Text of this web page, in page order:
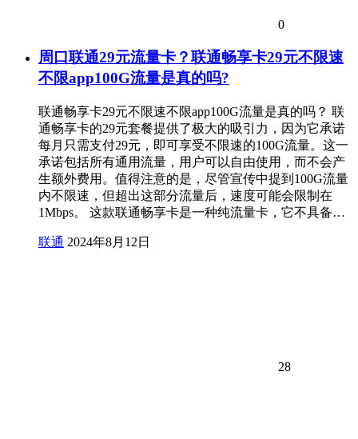
0
周口联通29元流量卡？联通畅享卡29元不限速
不限app100G流量是真的吗?
联通畅享卡29元不限速不限app100G流量是真的吗？ 联
通畅享卡的29元套餐提供了极大的吸引力，因为它承诺
每月只需支付29元，即可享受不限速的100G流量。这一
承诺包括所有通用流量，用户可以自由使用，而不会产
生额外费用。值得注意的是，尽管宣传中提到100G流量
内不限速，但超出这部分流量后，速度可能会限制在
1Mbps。 这款联通畅享卡是一种纯流量卡，它不具备…
联通 2024年8月12日
28